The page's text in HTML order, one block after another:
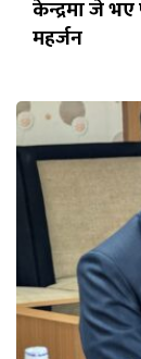
केन्द्रमा जे भए
महर्जन